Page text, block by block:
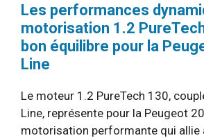
Les performances
motorisation 1.2
bon équilibre pour la
Line
Le moteur 1.2 PureTech 130,
Line, représente pour la Peugeot
motorisation performante qui allie